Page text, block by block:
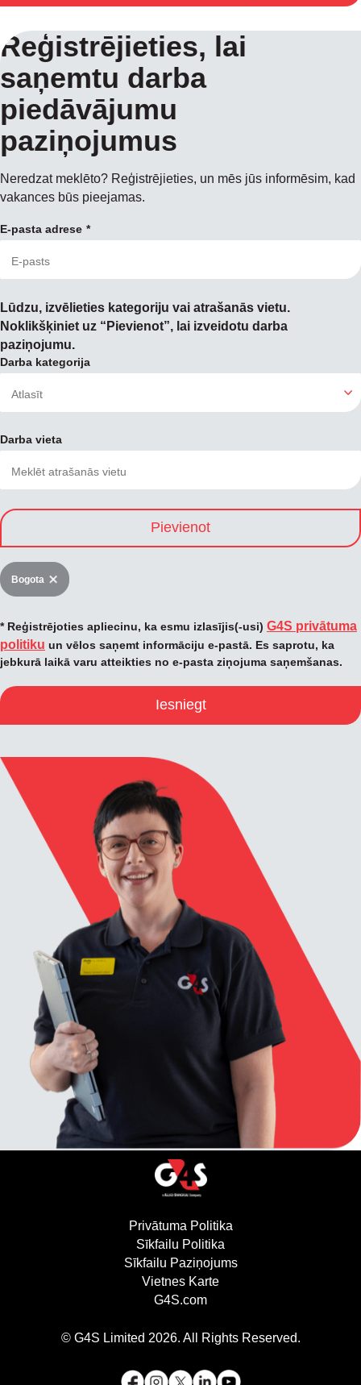
Reģistrējieties, lai
saņemtu darba
piedāvājumu
paziņojumus
Neredzat meklēto? Reģistrējieties, un mēs jūs informēsim, kad
vakances būs pieejamas.
E-pasta adrese
Lūdzu, izvēlieties kategoriju vai atrašanās vietu.
Noklikšķiniet uz “Pievienot”, lai izveidotu darba
paziņojumu.
Darba kategorija
Darba vieta
Pievienot
Bogota
* Reģistrējoties apliecinu, ka esmu izlasījis(-usi) G4S privātuma
politiku un vēlos saņemt informāciju e-pastā. Es saprotu, ka
jebkurā laikā varu atteikties no e-pasta ziņojuma saņemšanas.
Iesniegt
Privātuma Politika
Sīkfailu Politika
Sīkfailu Paziņojums
Vietnes Karte
G4S.com
© G4S Limited 2026. All Rights Reserved.